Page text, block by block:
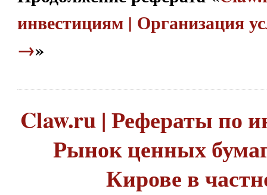
инвестициям | Организация
→»
Claw.ru | Рефераты по
Рынок ценных
Кирове в